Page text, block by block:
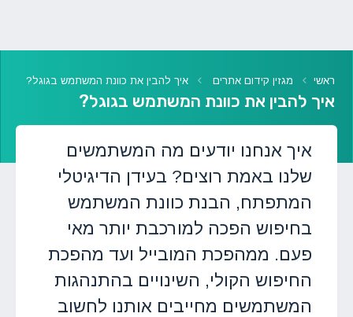
ראשי מגזין קידום אתרים איך להבין את כוונת המשתמש בגוגל?
איך להבין את כוונת המשתמש בגוגל?
איך אנחנו יודעים מה המשתמשים
שלנו באמת רוצים? בעידן הדיגיטלי
המתפתח, הבנת כוונת המשתמש
בחיפוש הפכה למורכבת יותר מאי
פעם. ממהפכת המובייל ועד מהפכת
החיפוש הקולי, השינויים בהתנהגות
המשתמשים מחייבים אותנו לחשוב